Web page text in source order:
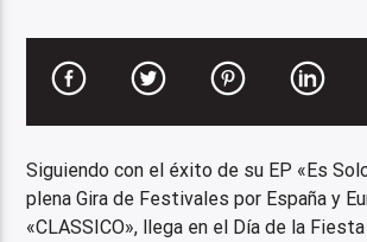
Siguiendo con el éxito de su EP «Es
plena Gira de Festivales por España y
«CLASSICO», llega en el Día de la